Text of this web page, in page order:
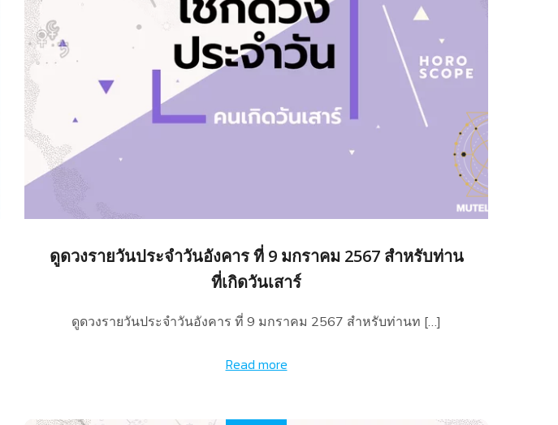
ดูดวงรายวันประจำวันอังคาร ที่ 9 มกราคม 2567 สำหรับท่าน
ที่เกิดวันเสาร์
ดูดวงรายวันประจำวันอังคาร ที่ 9 มกราคม 2567 สำหรับท่านท […]
Read more